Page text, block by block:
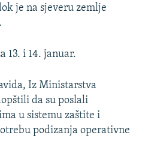
je na sjeveru zemlje
13. i 14. januar.
Iz Ministarstva
da su poslali
u sistemu zaštite i
podizanja operativne